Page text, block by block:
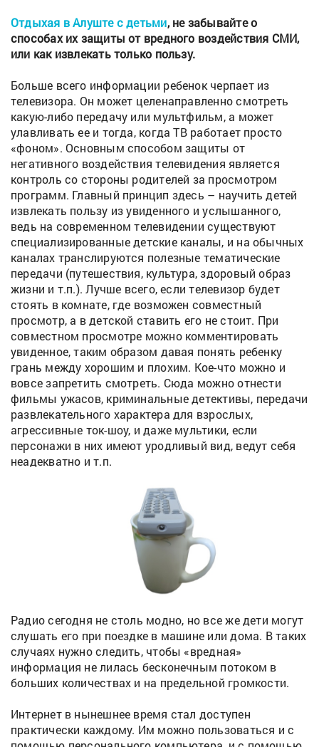
Отдыхая в Алуште с детьми, не забывайте о
способах их защиты от вредного воздействия СМИ,
или как извлекать только пользу.
Больше всего информации ребенок черпает из
телевизора. Он может целенаправленно смотреть
какую-либо передачу или мультфильм, а может
улавливать ее и тогда, когда ТВ работает просто
«фоном». Основным способом защиты от
негативного воздействия телевидения является
контроль со стороны родителей за просмотром
программ. Главный принцип здесь – научить детей
извлекать пользу из увиденного и услышанного,
ведь на современном телевидении существуют
специализированные детские каналы, и на обычных
каналах транслируются полезные тематические
передачи (путешествия, культура, здоровый образ
жизни и т.п.). Лучше всего, если телевизор будет
стоять в комнате, где возможен совместный
просмотр, а в детской ставить его не стоит. При
совместном просмотре можно комментировать
увиденное, таким образом давая понять ребенку
грань между хорошим и плохим. Кое-что можно и
вовсе запретить смотреть. Сюда можно отнести
фильмы ужасов, криминальные детективы, передачи
развлекательного характера для взрослых,
агрессивные ток-шоу, и даже мультики, если
персонажи в них имеют уродливый вид, ведут себя
неадекватно и т.п.
Радио сегодня не столь модно, но все же дети могут
слушать его при поездке в машине или дома. В таких
случаях нужно следить, чтобы «вредная»
информация не лилась бесконечным потоком в
больших количествах и на предельной громкости.
Интернет в нынешнее время стал доступен
практически каждому. Им можно пользоваться и с